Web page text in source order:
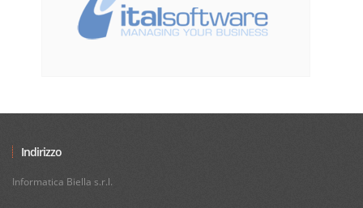
Indirizzo
Informatica Biella s.r.l.